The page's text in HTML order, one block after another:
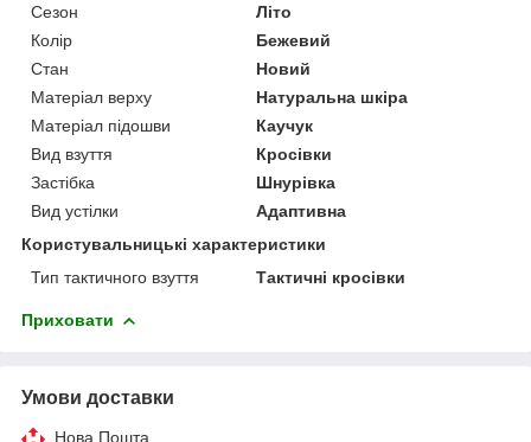
Сезон
Літо
Колір
Бежевий
Стан
Новий
Матеріал верху
Натуральна шкіра
Матеріал підошви
Каучук
Вид взуття
Кросівки
Застібка
Шнурівка
Вид устілки
Адаптивна
Користувальницькі характеристики
Тип тактичного взуття
Тактичні кросівки
Приховати
Умови доставки
Нова Пошта